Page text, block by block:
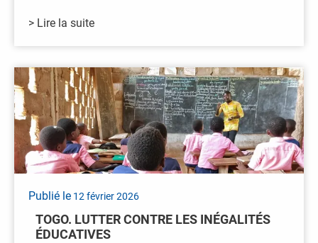
> Lire la suite
Publié le 12 février 2026
TOGO. LUTTER CONTRE LES INÉGALITÉS
ÉDUCATIVES